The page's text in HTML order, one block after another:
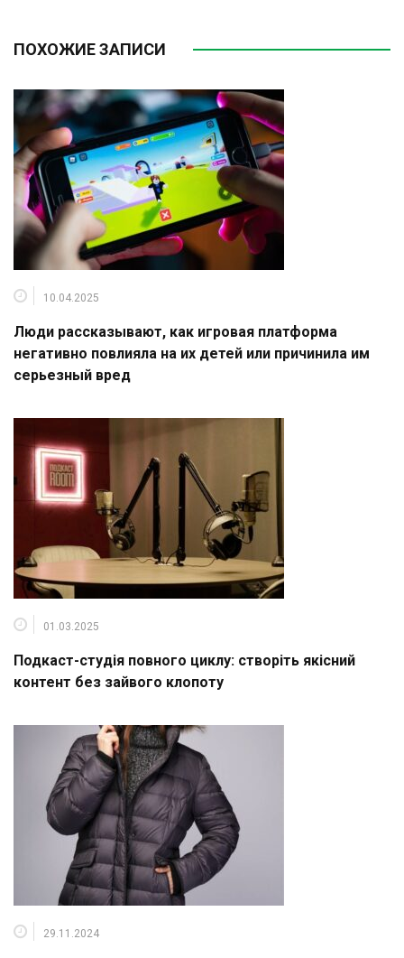
ПОХОЖИЕ ЗАПИСИ
10.04.2025
Люди рассказывают, как игровая платформа
негативно повлияла на их детей или причинила им
серьезный вред
01.03.2025
Подкаст-студія повного циклу: створіть якісний
контент без зайвого клопоту
29.11.2024